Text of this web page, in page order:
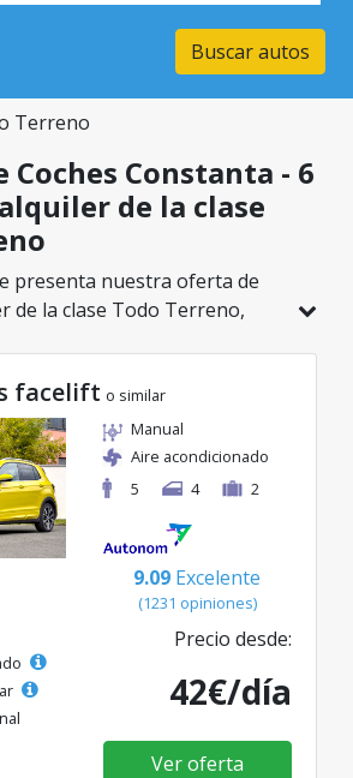
Buscar autos
Terreno
Constanta - 6
de la clase
presenta nuestra oferta de
de la clase Todo Terreno,
categoría seleccionada, con
desde solo 42€/día.
facelift o similar
Manual
Aire acondicionado
5
4 2
9.09 Excelente
(1231 opiniones)
Precio desde:
42€/día
Ver oferta